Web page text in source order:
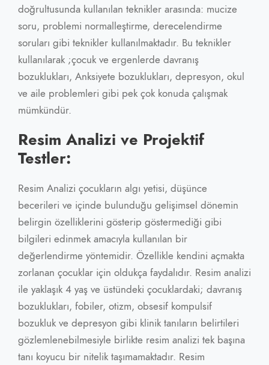
doğrultusunda kullanılan teknikler arasında: mucize
soru, problemi normalleştirme, derecelendirme
soruları gibi teknikler kullanılmaktadır. Bu teknikler
kullanılarak ;çocuk ve ergenlerde davranış
bozuklukları, Anksiyete bozuklukları, depresyon, okul
ve aile problemleri gibi pek çok konuda çalışmak
mümkündür.
Resim Analizi ve Projektif
Testler:
Resim Analizi çocukların algı yetisi, düşünce
becerileri ve içinde bulunduğu gelişimsel dönemin
belirgin özelliklerini gösterip göstermediği gibi
bilgileri edinmek amacıyla kullanılan bir
değerlendirme yöntemidir. Özellikle kendini açmakta
zorlanan çocuklar için oldukça faydalıdır. Resim analizi
ile yaklaşık 4 yaş ve üstündeki çocuklardaki; davranış
bozuklukları, fobiler, otizm, obsesif kompulsif
bozukluk ve depresyon gibi klinik tanıların belirtileri
gözlemlenebilmesiyle birlikte resim analizi tek başına
tanı koyucu bir nitelik taşımamaktadır. Resim